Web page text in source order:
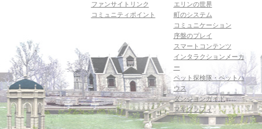
ファンサイトリンク
コミュニティポイント
エリンの世界
町のシステム
コミュニケーション
序盤のプレイ
スマートコンテンツ
インタラクションメーカ
ー
ペット探検隊・ペットハ
ウス
ダンジョンガイド
マギグラフィ